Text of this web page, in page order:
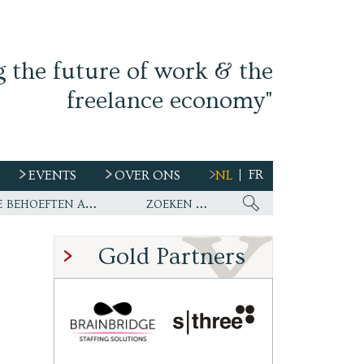
the future of work & the
freelance economy"
EVENTS OVER ONS NL FR
Ework nu wereldwijde partner van WirelessCar’s talentstrategie en toekomstige behoeften aan personeel
Gold Partners